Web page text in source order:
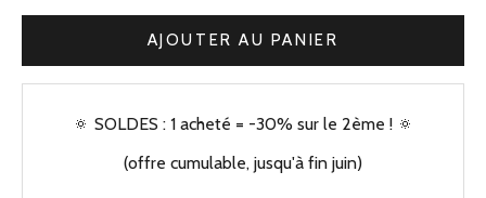
AJOUTER AU PANIER
🔅 SOLDES : 1 acheté = -30% sur le 2ème ! 🔅
(offre cumulable, jusqu'à fin juin)